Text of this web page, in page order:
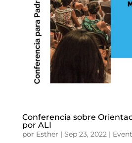
Conferencia sobre
por ALI
por Esther | Sep 23, 2022|